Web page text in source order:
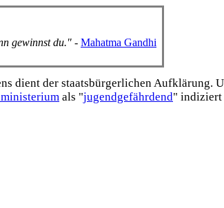
gewinnst du." - Mahatma Gandhi
dient der staats­bürgerlichen Aufklärung.
als "jugend­gefährdend" indiziert